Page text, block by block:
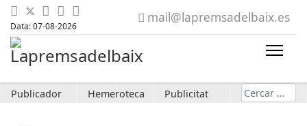
Data: 07-08-2026
mail@lapremsadelbaix.es
Publicador Hemeroteca Publicitat Cerca